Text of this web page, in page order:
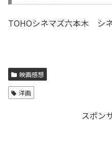
TOHOシネマズ六本木 シ
映画感想
洋画
スポン